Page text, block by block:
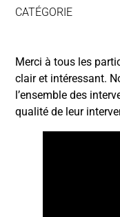
CATÉGORIE
Merci à tous les
clair et intéressant.
l’ensemble des
qualité de leur